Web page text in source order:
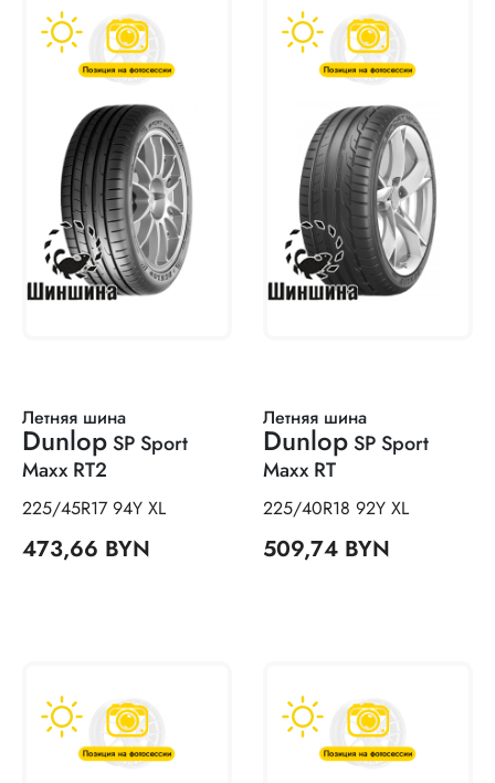
Летняя шина
DunlopSP Sport
Maxx RT2
225/45R17 94Y XL
473,66 BYN
Летняя шина
Dunlop SP Sport
Maxx RT
225/40R18 92Y XL
509,74 BYN